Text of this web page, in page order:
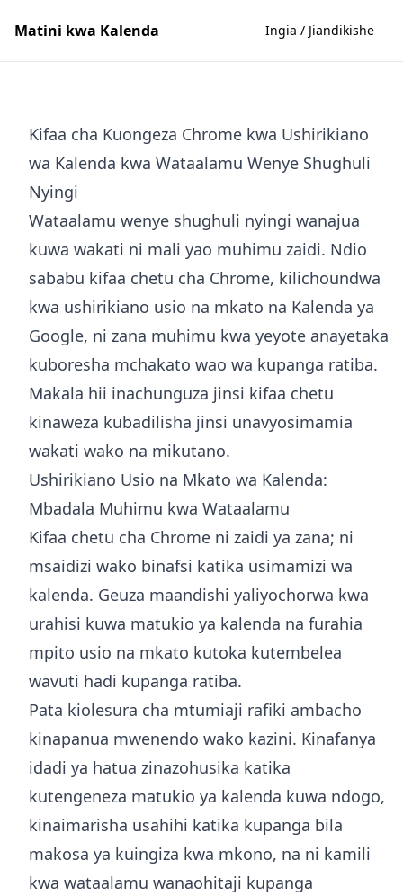
Matini kwa Kalenda Ingia / Jiandikishe
Kifaa cha Kuongeza Chrome kwa Ushirikiano
wa Kalenda kwa Wataalamu Wenye Shughuli
Nyingi
Wataalamu wenye shughuli nyingi wanajua
kuwa wakati ni mali yao muhimu zaidi. Ndio
sababu kifaa chetu cha Chrome, kilichoundwa
kwa ushirikiano usio na mkato na Kalenda ya
Google, ni zana muhimu kwa yeyote anayetaka
kuboresha mchakato wao wa kupanga ratiba.
Makala hii inachunguza jinsi kifaa chetu
kinaweza kubadilisha jinsi unavyosimamia
wakati wako na mikutano.
Ushirikiano Usio na Mkato wa Kalenda:
Mbadala Muhimu kwa Wataalamu
Kifaa chetu cha Chrome ni zaidi ya zana; ni
msaidizi wako binafsi katika usimamizi wa
kalenda. Geuza maandishi yaliyochorwa kwa
urahisi kuwa matukio ya kalenda na furahia
mpito usio na mkato kutoka kutembelea
wavuti hadi kupanga ratiba.
Pata kiolesura cha mtumiaji rafiki ambacho
kinapanua mwenendo wako kazini. Kinafanya
idadi ya hatua zinazohusika katika
kutengeneza matukio ya kalenda kuwa ndogo,
kinaimarisha usahihi katika kupanga bila
makosa ya kuingiza kwa mkono, na ni kamili
kwa wataalamu wanaohitaji kupanga